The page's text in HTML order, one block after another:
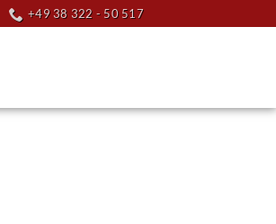
+49 38 322 - 50 517